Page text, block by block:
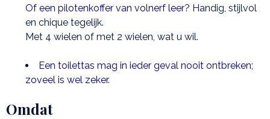
Of een pilotenkoffer van volnerf leer? Handig, stijlvol
en chique tegelijk.
Met 4 wielen of met 2 wielen, wat u wil.
Een toilettas mag in ieder geval nooit ontbreken;
zoveel is wel zeker.
Omdat